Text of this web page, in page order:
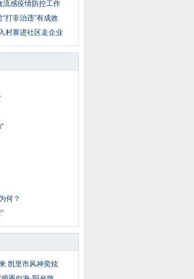
流感疫情防控工作
打非治违”有成效
村寨进社区走企业
何？
凯里市风神奕炫